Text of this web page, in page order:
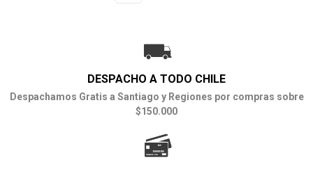
DESPACHO A TODO CHILE
Despachamos Gratis a Santiago y Regiones por compras sobre
$150.000